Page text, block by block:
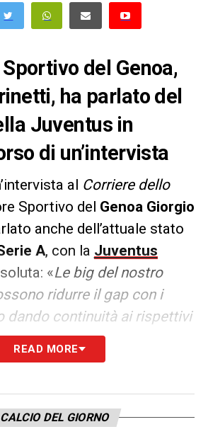
del Genoa,
ha parlato del
Juventus in
di un’intervista
al Corriere dello
Sportivo del Genoa Giorgio
anche dell’attuale stato
A, con la Juventus
«Le big del nostro
ridurre il gap con i
dando continuità ai rispettivi
IlNapoliha cambiato
eMilanne hanno alternati
ogni anno 2-3 giocatori
Play Finanziario ha messo i
READ MORE
DEL GIORNO